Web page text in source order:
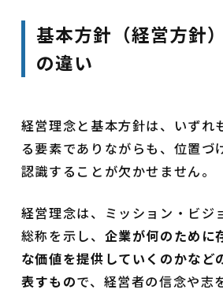
基本方針（経営方針
の違い
経営理念と基本方針は、いずれ
る要素でありながらも、位置づ
認識することが欠かせません。
経営理念は、ミッション・ビジ
総称を示し、 企業が何のために
な価値を提供していくのかなど
表すもので、経営者の信念や志